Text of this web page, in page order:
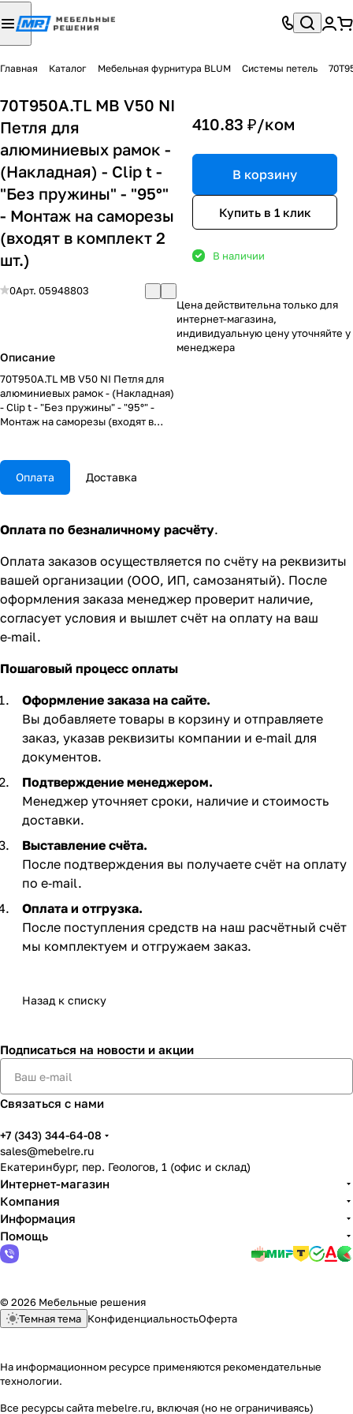
Главная Каталог Мебельная фурнитура BLUM Системы петель
70T950A.TL MB V50 NI
Петля для
алюминиевых рамок -
(Накладная) - Clip t -
"Без пружины" - "95°"
- Монтаж на саморезы
(входят в комплект 2
шт.)
0Арт. 05948803
Описание
70T950A.TL MB V50 NI Петля для
алюминиевых рамок - (Накладная)
- Clip t - "Без пружины" - "95°" -
Монтаж на саморезы (входят в
410.83 ₽/ком
В корзину
Купить в 1 клик
В наличии
Цена действительна только для
интернет-магазина,
индивидуальную цену уточняйте у
менеджера
Оплата Доставка
Оплата по безналичному расчёту.
Оплата заказов осуществляется по счёту на реквизиты
вашей организации (ООО, ИП, самозанятый). После
оформления заказа менеджер проверит наличие,
согласует условия и вышлет счёт на оплату на ваш
e‑mail.
Пошаговый процесс оплаты
Оформление заказа на сайте.
Вы добавляете товары в корзину и отправляете
заказ, указав реквизиты компании и e‑mail для
документов.
Подтверждение менеджером.
Менеджер уточняет сроки, наличие и стоимость
доставки.
Выставление счёта.
После подтверждения вы получаете счёт на оплату
по e‑mail. ​
Оплата и отгрузка.
После поступления средств на наш расчётный счёт
мы комплектуем и отгружаем заказ.​
Назад к списку
Подписаться на новости и акции
Связаться с нами
+7 (343) 344-64-08
sales@mebelre.ru
Екатеринбург, пер. Геологов, 1 (офис и склад)
Интернет-магазин
Компания
Информация
Помощь
© 2026 Мебельные решения
Темная тема КонфиденциальностьОферта
На информационном ресурсе применяются рекомендательные
технологии.
Все ресурсы сайта mebelre.ru, включая (но не ограничиваясь)